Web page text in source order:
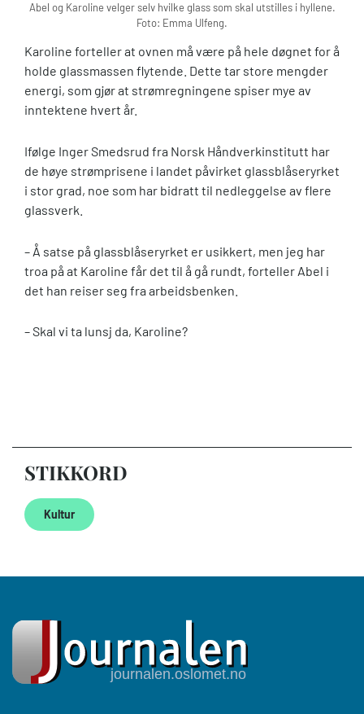
Abel og Karoline velger selv hvilke glass som skal utstilles i hyllene.
Foto: Emma Ulfeng.
Karoline forteller at ovnen må være på hele døgnet for å
holde glassmassen flytende. Dette tar store mengder
energi, som gjør at strømregningene spiser mye av
inntektene hvert år.
Ifølge Inger Smedsrud fra Norsk Håndverkinstitutt har
de høye strømprisene i landet påvirket glassblåseryrket
i stor grad, noe som har bidratt til nedleggelse av flere
glassverk.
– Å satse på glassblåseryrket er usikkert, men jeg har
troa på at Karoline får det til å gå rundt, forteller Abel i
det han reiser seg fra arbeidsbenken.
– Skal vi ta lunsj da, Karoline?
STIKKORD
Kultur